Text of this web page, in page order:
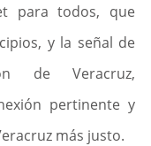
para todos, que
y la señal de
de Veracruz,
pertinente y
más justo.